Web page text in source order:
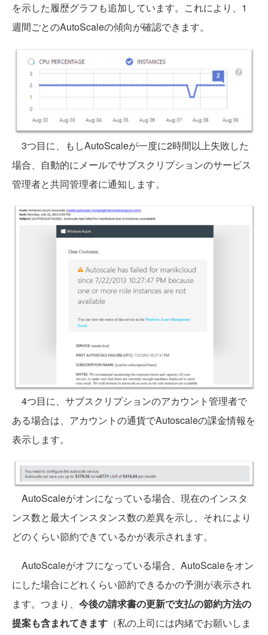
を示した履歴グラフも追加しています。これにより、1
週間ごとのAutoScaleの傾向が確認できます。
3つ目に、もしAutoScaleが一度に2時間以上失敗した
場合、自動的にメールでサブスクリプションのサービス
管理者と共同管理者に通知します。
4つ目に、サブスクリプションのアカウント管理者で
ある場合は、アカウントの通貨でAutoscaleの課金情報を
表示します。
AutoScaleがオンになっている場合、現在のインスタ
ンス数と最大インスタンス数の差異を示し、それにより
どのくらい節約できているかが表示されます。
AutoScaleがオフになっている場合、AutoScaleをオン
にした場合にどれくらい節約できるかの予測が表示され
ます。つまり、 今後の請求書の更新で支払の節約方法の
提案も含まれてきます （私の上司には内緒でお願いしま